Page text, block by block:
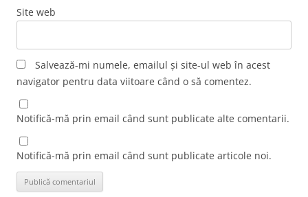
Site web
Salvează-mi numele, emailul și site-ul web în acest
navigator pentru data viitoare când o să comentez.
Notifică-mă prin email când sunt publicate alte comentarii.
Notifică-mă prin email când sunt publicate articole noi.